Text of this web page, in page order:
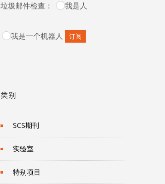
垃圾邮件检查： 我是人
我是一个机器人
类别
SCS期刊
实验室
特别项目